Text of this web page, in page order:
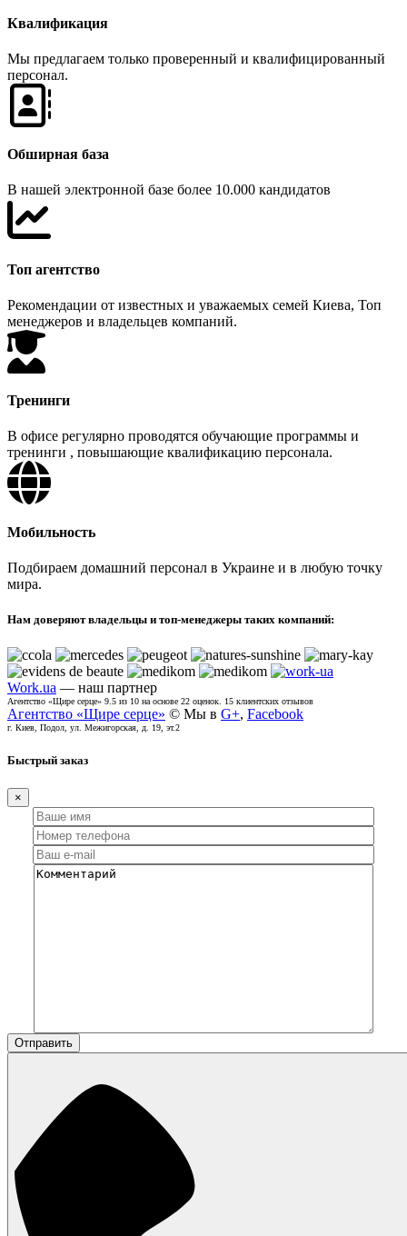
Квалификация
Мы предлагаем только проверенный и квалифицированный
персонал.
Обширная база
В нашей электронной базе более 10.000 кандидатов
Топ агентство
Рекомендации от известных и уважаемых семей Киева, Топ
менеджеров и владельцев компаний.
Тренинги
В офисе регулярно проводятся обучающие программы и
тренинги , повышающие квалификацию персонала.
Мобильность
Подбираем домашний персонал в Украине и в любую точку
мира.
Нам доверяют владельцы и топ-менеджеры таких компаний:
Work.ua — наш партнер
Агентство «Щире серце» 9.5 из 10 на основе 22 оценок. 15 клиентских отзывов
Агентство «Щире серце» © Мы в G+, Facebook
г. Киев, Подол, ул. Межигорская, д. 19, эт.2
Быстрый заказ
×
Отправить